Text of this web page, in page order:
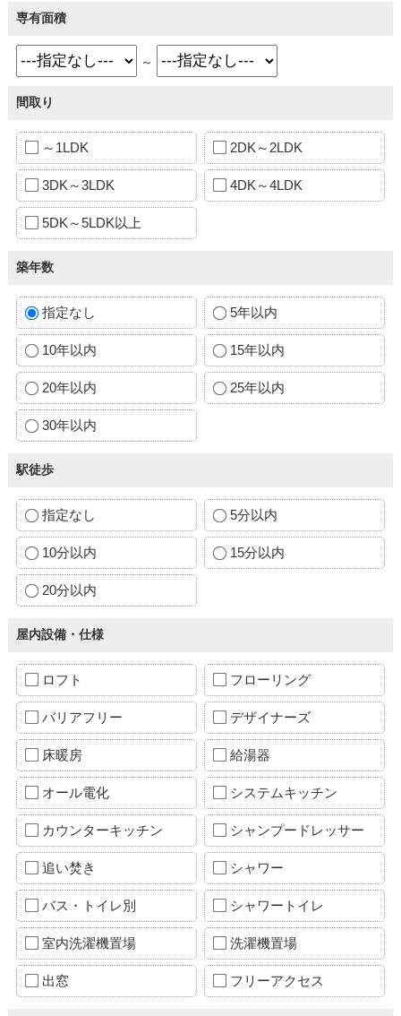
専有面積
～
間取り
～1LDK 2DK～2LDK
3DK～3LDK 4DK～4LDK
5DK～5LDK以上
築年数
指定なし 5年以内
10年以内 15年以内
20年以内 25年以内
30年以内
駅徒歩
指定なし 5分以内
10分以内 15分以内
20分以内
屋内設備・仕様
ロフト フローリング
バリアフリー デザイナーズ
床暖房 給湯器
オール電化 システムキッチン
カウンターキッチン シャンプードレッサー
追い焚き シャワー
バス・トイレ別 シャワートイレ
室内洗濯機置場 洗濯機置場
出窓 フリーアクセス